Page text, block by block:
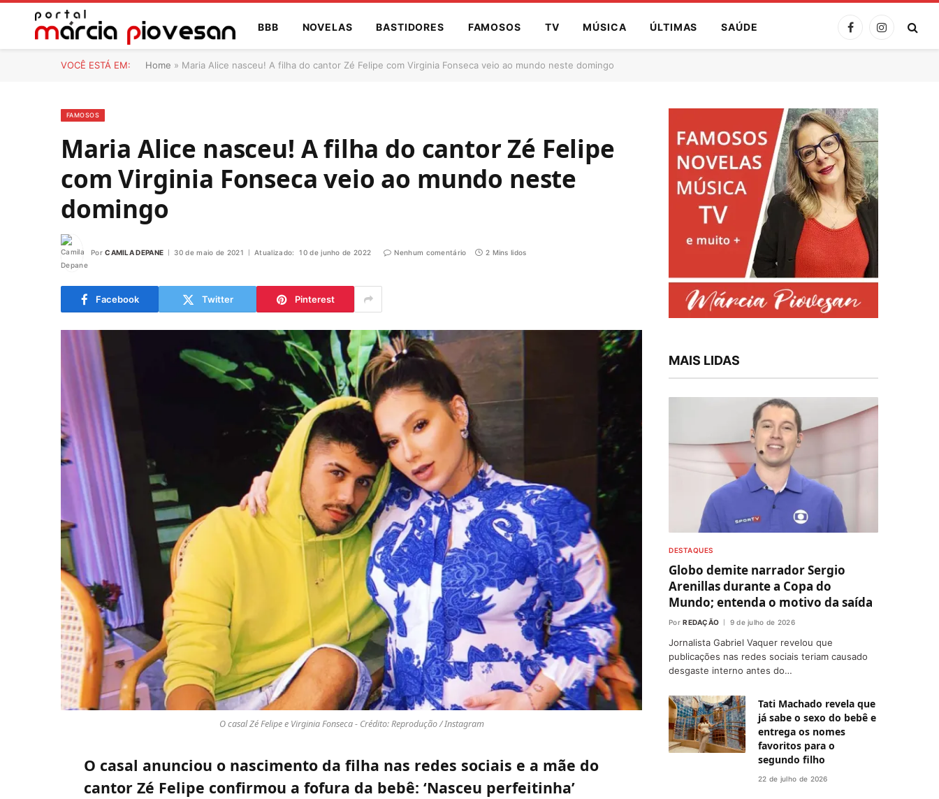
BBB NOVELAS BASTIDORES FAMOSOS TV MÚSICA ÚLTIMAS SAÚDE FacebookInstagram
VOCÊ ESTÁ EM: Home » Maria Alice nasceu! A filha do cantor Zé Felipe com Virginia Fonseca veio ao mundo neste domingo
FAMOSOS
Maria Alice nasceu! A filha do cantor Zé Felipe
com Virginia Fonseca veio ao mundo neste
domingo
Por CAMILA DEPANE 30 de maio de 2021 Atualizado: 10 de junho de 2022 Nenhum comentário 2 Mins lidos
Facebook Twitter Pinterest
O casal Zé Felipe e Virginia Fonseca - Crédito: Reprodução / Instagram
O casal anunciou o nascimento da filha nas redes sociais e a mãe do
cantor Zé Felipe confirmou a fofura da bebê: ‘Nasceu perfeitinha’
MAIS LIDAS
DESTAQUES
Globo demite narrador Sergio
Arenillas durante a Copa do
Mundo; entenda o motivo da saída
Por REDAÇÃO 9 de julho de 2026
Jornalista Gabriel Vaquer revelou que
publicações nas redes sociais teriam causado
desgaste interno antes do…
Tati Machado revela que
já sabe o sexo do bebê e
entrega os nomes
favoritos para o
segundo filho
22 de julho de 2026